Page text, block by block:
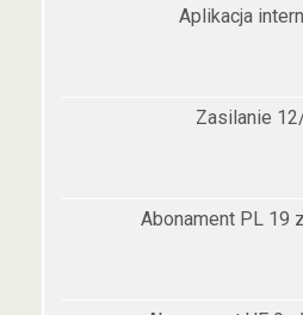
Aplikacja
Zasilanie
Abonament PL 19